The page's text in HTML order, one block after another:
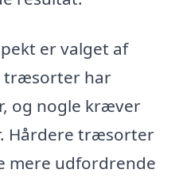
er valget af
træsorter har
og nogle kræver
Hårdere træsorter
mere udfordrende